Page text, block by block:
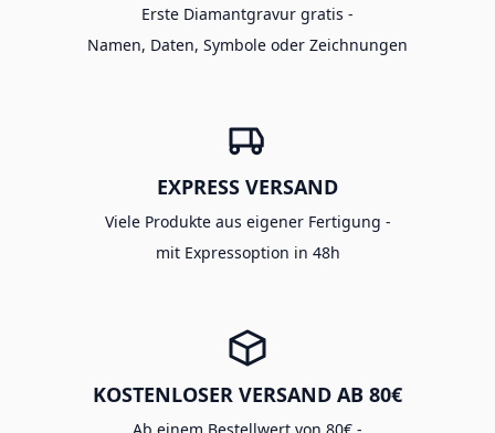
Erste Diamantgravur gratis -
Namen, Daten, Symbole oder Zeichnungen
EXPRESS VERSAND
Viele Produkte aus eigener Fertigung -
mit Expressoption in 48h
KOSTENLOSER VERSAND AB 80€
Ab einem Bestellwert von 80€ -